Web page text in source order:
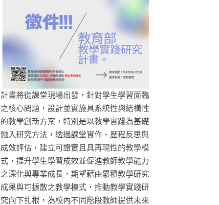
計畫將從課堂現場出發，針對學生學習面臨
之核心問題，設計並實施具系統性與結構性
的教學創新方案，特別是以教學實踐為基礎
融入研究方法，透過課堂實作、歷程反思與
成效評估，建立可證實且具再現性的教學模
式，提升學生學習成效並促進教師教學能力
之深化與專業成長，期望藉由累積教學研究
成果與可擴散之教學模式，推動教學實踐研
究向下扎根，為校內不同階段教師提供未來